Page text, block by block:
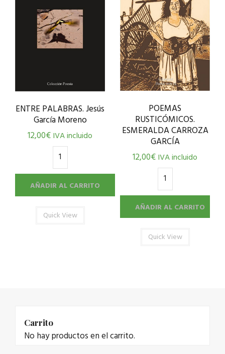
ENTRE PALABRAS. Jesús
García Moreno
12,00€IVA incluido
AÑADIR AL CARRITO
Quick View
POEMAS
RUSTICÓMICOS.
ESMERALDA CARROZA
GARCÍA
12,00€IVA incluido
AÑADIR AL CARRITO
Quick View
Carrito
No hay productos en el carrito.